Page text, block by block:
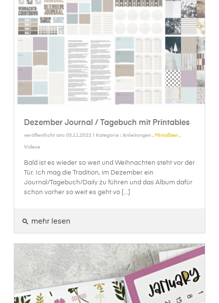
Dezember Journal / Tagebuch mit Printables
veröffentlicht am: 05.11.2022 | Kategorie : Anleitungen , Minialben ,
Videos
Bald ist es wieder so weit und Weihnachten steht vor der
Tür. Ich mag die Tradition, im Dezember ein
Journal/Tagebuch/Daily zu führen und das Album dafür
schon vorher so weit es geht vo [...]
search mehr lesen